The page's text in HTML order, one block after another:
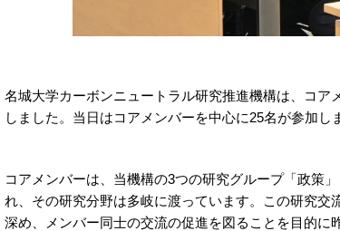
名城大学カーボンニュートラル研究推進機構は、コア
しました。当日はコアメンバーを中心に25名が参加し
コアメンバーは、当機構の3つの研究グループ「政策
れ、その研究分野は多岐に渡っています。この研究
深め、メンバー同士の交流の促進を図ることを目的に